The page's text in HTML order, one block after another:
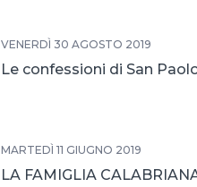
VENERDÌ 30 AGOSTO 2019
Le confessioni di San
MARTEDÌ 11 GIUGNO 2019
LA FAMIGLIA